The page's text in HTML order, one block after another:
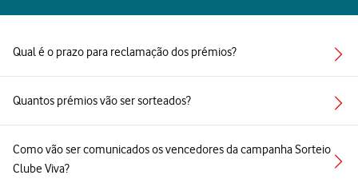
Qual é o prazo para reclamação dos prémios?
Quantos prémios vão ser sorteados?
Como vão ser comunicados os vencedores da campanha Sorteio
Clube Viva?